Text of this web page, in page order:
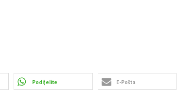
Podijelite E-Pošta